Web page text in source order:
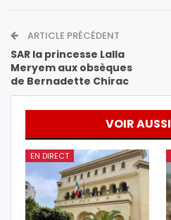
ARTICLE PRÉCÉDENT
SAR la princesse Lalla
Meryem aux obsèques
de Bernadette Chirac
VOIR AUSSI
EN DIRECT